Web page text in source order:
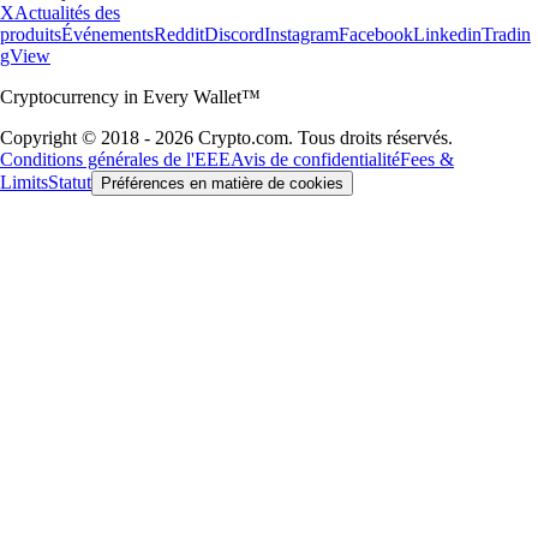
XActualités des
produitsÉvénementsRedditDiscordInstagramFacebookLinkedinTradin
gView
Cryptocurrency in Every Wallet™
Copyright © 2018 - 2026 Crypto.com. Tous droits réservés.
Conditions générales de l'EEEAvis de confidentialitéFees &
LimitsStatut Préférences en matière de cookies